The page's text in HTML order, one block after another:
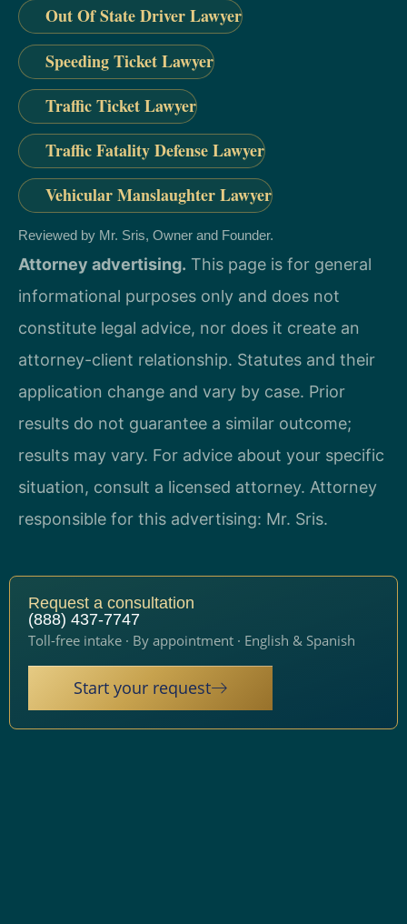
Out Of State Driver Lawyer
Speeding Ticket Lawyer
Traffic Ticket Lawyer
Traffic Fatality Defense Lawyer
Vehicular Manslaughter Lawyer
Reviewed by Mr. Sris, Owner and Founder.
Attorney advertising. This page is for general
informational purposes only and does not
constitute legal advice, nor does it create an
attorney-client relationship. Statutes and their
application change and vary by case. Prior
results do not guarantee a similar outcome;
results may vary. For advice about your specific
situation, consult a licensed attorney. Attorney
responsible for this advertising: Mr. Sris.
Request a consultation
(888) 437-7747
Toll-free intake · By appointment · English & Spanish
Start your request